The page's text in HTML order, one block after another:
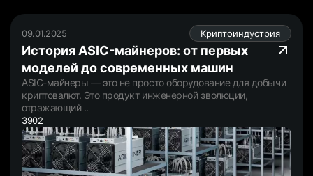
09.01.2025 Криптоиндустрия
История ASIC-майнеров: от первых
моделей до современных машин
ASIC-майнеры — это не просто оборудование для добычи
криптовалют. Это продукт инженерной эволюции,
отражающий ..
3902